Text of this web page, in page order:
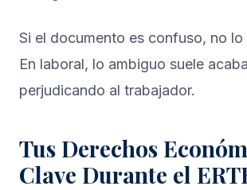
Si el documento es confuso, no lo
En laboral, lo ambiguo suele
perjudicando al trabajador.
Tus Derechos
Clave Durante el